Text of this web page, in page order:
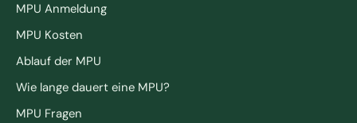
MPU Anmeldung
MPU Kosten
Ablauf der MPU
Wie lange dauert eine MPU?
MPU Fragen